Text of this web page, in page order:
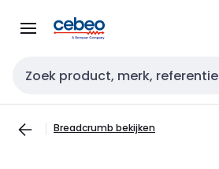
naar
naar
Zoekveld invoer
Breadcrumb bekijken